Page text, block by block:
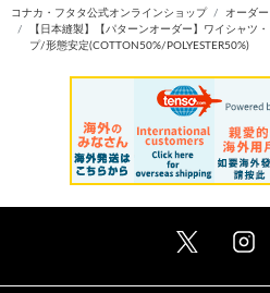
コナカ・フタタ公式オンラインショップ
オーダ
【日本縫製】【パターンオーダー】ワイシャツ
プ/形態安定(COTTON50%/POLYESTER50%)